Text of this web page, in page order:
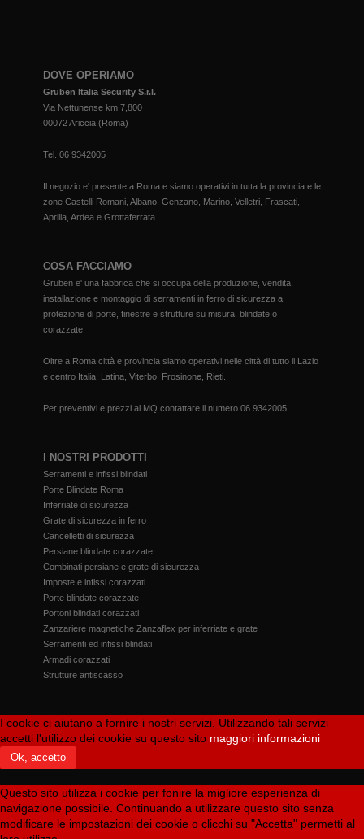
DOVE OPERIAMO
Gruben Italia Security S.r.l.
Via Nettunense km 7,800
00072 Ariccia (Roma)
Tel. 06 9342005
Il negozio e' presente a Roma e siamo operativi in tutta la provincia e le
zone Castelli Romani, Albano, Genzano, Marino, Velletri, Frascati,
Aprilia, Ardea e Grottaferrata.
COSA FACCIAMO
Gruben e' una fabbrica che si occupa della produzione, vendita,
installazione e montaggio di serramenti in ferro di sicurezza a
protezione di porte, finestre e strutture su misura, blindate o
corazzate.
Oltre a Roma città e provincia siamo operativi nelle città di tutto il Lazio
e centro Italia: Latina, Viterbo, Frosinone, Rieti.
Per preventivi e prezzi al MQ contattare il numero 06 9342005.
I NOSTRI PRODOTTI
Serramenti e infissi blindati
Porte Blindate Roma
Inferriate di sicurezza
Grate di sicurezza in ferro
Cancelletti di sicurezza
Persiane blindate corazzate
Combinati persiane e grate di sicurezza
Imposte e infissi corazzati
Porte blindate corazzate
Portoni blindati corazzati
Zanzariere magnetiche Zanzaflex per inferriate e grate
Serramenti ed infissi blindati
Armadi corazzati
Strutture antiscasso
I cookie ci aiutano a fornire i nostri servizi. Utilizzando tali servizi
accetti l'utilizzo dei cookie su questo sito maggiori informazioni
Ok, accetto
Questo sito utilizza i cookie per fonire la migliore esperienza di
navigazione possibile. Continuando a utilizzare questo sito senza
modificare le impostazioni dei cookie o clicchi su "Accetta" permetti al